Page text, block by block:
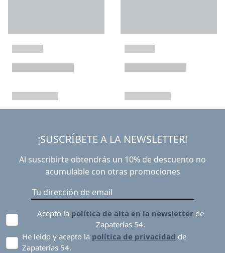
¡SUSCRÍBETE A LA NEWSLETTER!
Al suscribirte obtendrás un 10% de descuento no
acumulable con otras promociones
Acepto la política de alta en la newsletter de
Zapaterías 54.
He leído y acepto la política de privacidad de
Zapaterías 54.